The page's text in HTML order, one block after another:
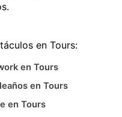
en Tours:
en Tours
en Tours
en Tours